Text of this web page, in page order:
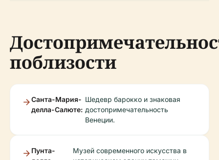
поблизости
Санта-Мария-
делла-Салюте:
Шедевр барокко и знаковая
достопримечательность
Венеции.
Пунта-
Музей современного искусства в